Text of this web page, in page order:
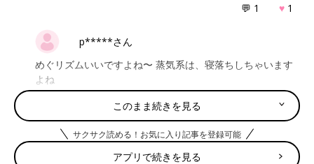
💬 1 ♥ 1
p*****さん
めぐリズムいいですよね〜 蒸気系は、寝落ちしちゃいます
よね
♥
このまま続きを見る
サクサク読める！お気に入り記事を登録可能
アプリで続きを見る